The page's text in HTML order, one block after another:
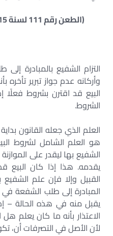
(الطعن رقم 111 لسنة 15ق – جلسة 17/10/1946)
التزام الشفيع بالمبادرة
وأركانه عدم جواز تبرير تأخره
البيع قد اقترن بشروط
الشروط.
العلم الذي جعله القانون
هو العلم الشامل لشروط
الشفيع بها ليقدر على
يقدمه. هذا إذا كان
القبيل وإلا فإن علم
المبادرة إلى طلب الشفعة في
يقبل منه في هذه الحالة –
الاعتذار بأنه ما كان يعلم
لأن الأصل في التصرفات أن،